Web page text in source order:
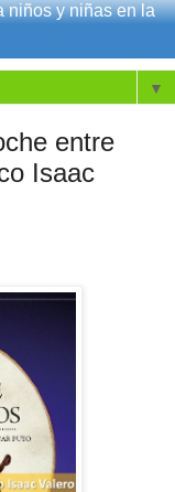
niños y niñas en la
▼
entre
Isaac